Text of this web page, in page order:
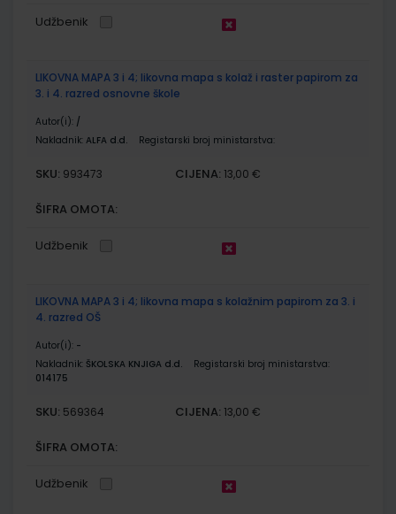
Udžbenik
LIKOVNA MAPA 3 i 4; likovna mapa s kolaž i raster papirom za
3. i 4. razred osnovne škole
Autor(i): /
Nakladnik: ALFA d.d. Registarski broj ministarstva:
SKU: 993473 CIJENA: 13,00 €
ŠIFRA OMOTA:
Udžbenik
LIKOVNA MAPA 3 i 4; likovna mapa s kolažnim papirom za 3. i
4. razred OŠ
Autor(i): -
Nakladnik: ŠKOLSKA KNJIGA d.d.
Registarski broj ministarstva:
014175
SKU: 569364 CIJENA: 13,00 €
ŠIFRA OMOTA:
Udžbenik